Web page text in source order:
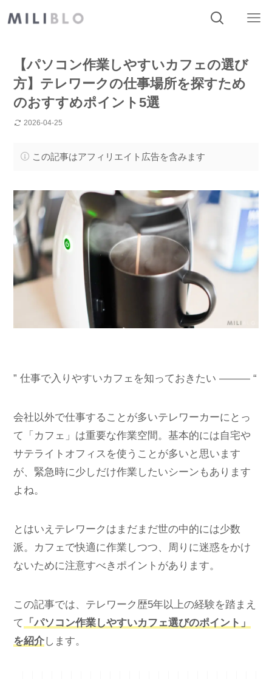
【パソコン作業しやすいカフェの選び
方】テレワークの仕事場所を探すため
のおすすめポイント5選
2026-04-25
この記事はアフィリエイト広告を含みます
” 仕事で入りやすいカフェを知っておきたい ――― “
会社以外で仕事することが多いテレワーカーにとっ
て「カフェ」は重要な作業空間。基本的には自宅や
サテライトオフィスを使うことが多いと思います
が、緊急時に少しだけ作業したいシーンもあります
よね。
とはいえテレワークはまだまだ世の中的には少数
派。カフェで快適に作業しつつ、周りに迷惑をかけ
ないために注意すべきポイントがあります。
この記事では、テレワーク歴5年以上の経験を踏まえ
て
「パソコン作業しやすいカフェ選びのポイント」
を紹介します。